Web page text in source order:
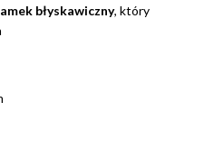
błyskawiczny, który